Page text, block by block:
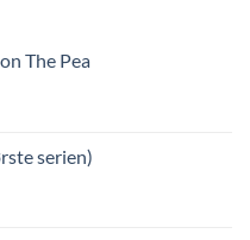
The Pea
serien)